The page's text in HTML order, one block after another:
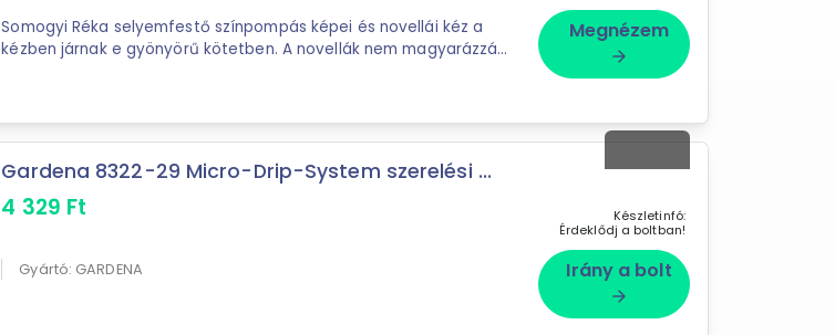
Somogyi Réka selyemfestő színpompás képei és novellái kéz a
kézben járnak e gyönyörű kötetben. A novellák nem magyarázzák
Megnézem
arrow_forward
Gardena 8322-29 Micro-Drip-System szerelési ...
4 329 Ft
Gyártó: GARDENA
Készletinfó:
Érdeklődj a boltban!
Irány a bolt
arrow_forward